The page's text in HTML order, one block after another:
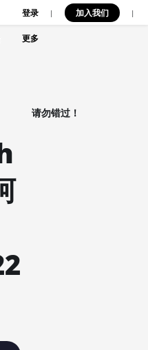
登录 | 加入我们 |
更多
请勿错过！